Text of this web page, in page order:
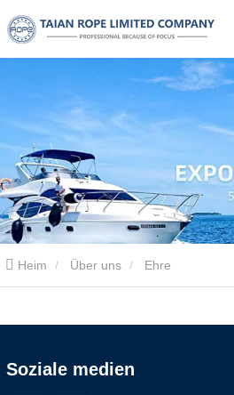
Heim Über uns Ehre
Soziale medien